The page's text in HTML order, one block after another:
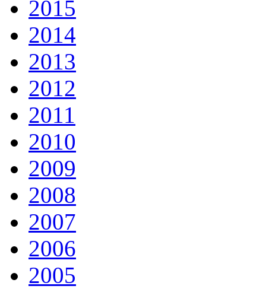
2015
2014
2013
2012
2011
2010
2009
2008
2007
2006
2005